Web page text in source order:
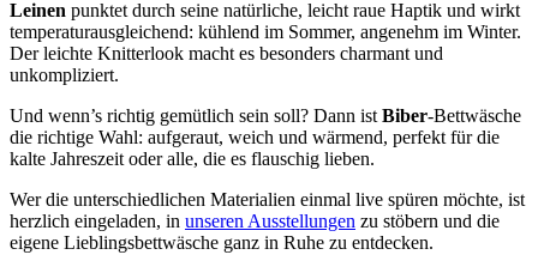
Leinen punktet durch seine natürliche, leicht raue Haptik und wirkt
temperaturausgleichend: kühlend im Sommer, angenehm im Winter.
Der leichte Knitterlook macht es besonders charmant und
unkompliziert.
Und wenn’s richtig gemütlich sein soll? Dann ist Biber-Bettwäsche
die richtige Wahl: aufgeraut, weich und wärmend, perfekt für die
kalte Jahreszeit oder alle, die es flauschig lieben.
Wer die unterschiedlichen Materialien einmal live spüren möchte, ist
herzlich eingeladen, in unseren Ausstellungen zu stöbern und die
eigene Lieblingsbettwäsche ganz in Ruhe zu entdecken.